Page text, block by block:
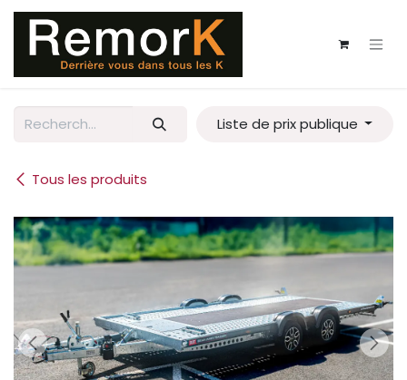
Se rendre au contenu
Tous les produits
Liste de prix publique